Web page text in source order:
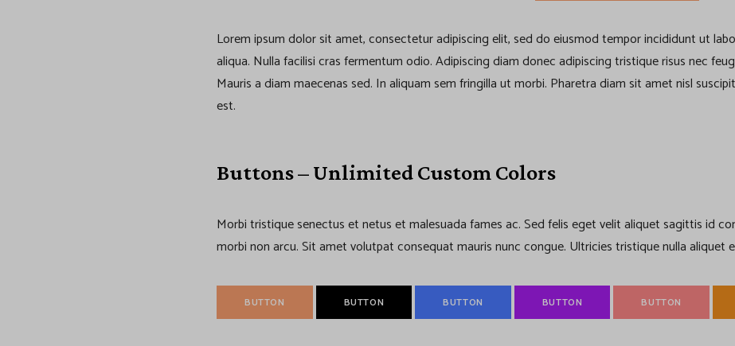
Lorem ipsum dolor sit amet, consectetur adipiscing elit, sed do eiusmod tempor incididunt ut
aliqua. Nulla facilisi cras fermentum odio. Adipiscing diam donec adipiscing tristique risus nec
Mauris a diam maecenas sed. In aliquam sem fringilla ut morbi. Pharetra diam sit amet nisl
est.
Buttons – Unlimited Custom Colors
Morbi tristique senectus et netus et malesuada fames ac. Sed felis eget velit aliquet sagittis id
morbi non arcu. Sit amet volutpat consequat mauris nunc congue. Ultricies tristique nulla aliquet
BUTTON BUTTON BUTTON BUTTON BUTTON